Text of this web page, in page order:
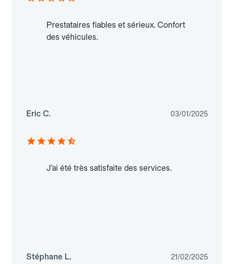
Prestataires fiables et sérieux. Confort
des véhicules.
Eric C. 03/01/2025
J’ai été très satisfaite des services.
Stéphane L. 21/02/2025